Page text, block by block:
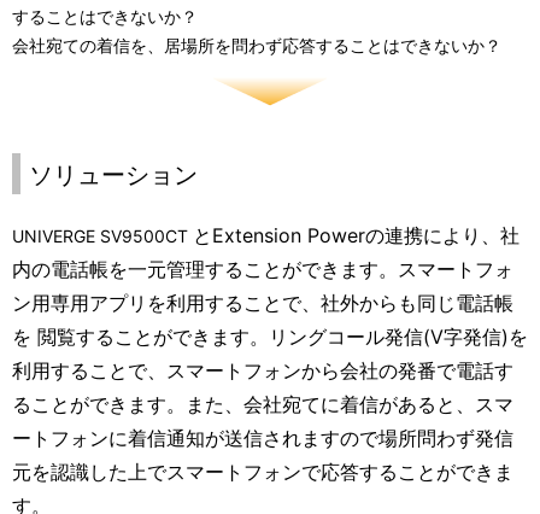
することはできないか？
会社宛ての着信を、居場所を問わず応答することはできないか？
ソリューション
UNIVERGE SV9500CT とExtension Powerの連携により、社
内の電話帳を一元管理することができます。スマートフォ
ン用専用アプリを利用することで、社外からも同じ電話帳
を 閲覧することができます。リングコール発信(V字発信)を
利用することで、スマートフォンから会社の発番で電話す
ることができます。また、会社宛てに着信があると、スマ
ートフォンに着信通知が送信されますので場所問わず発信
元を認識した上でスマートフォンで応答することができま
す。